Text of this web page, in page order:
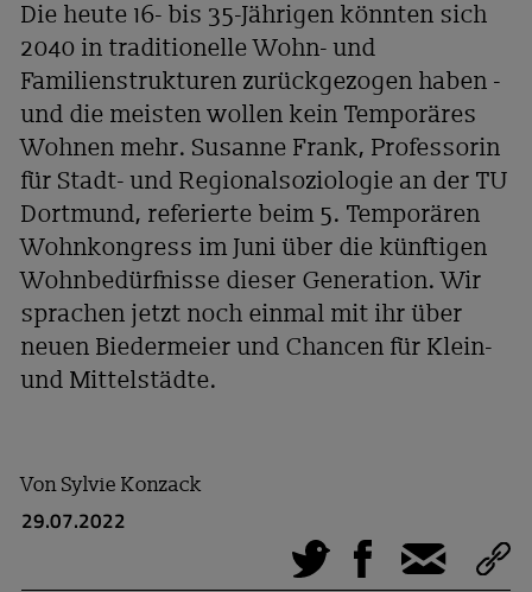
Die heute 16- bis 35-Jährigen könnten sich
2040 in traditionelle Wohn- und
Familienstrukturen zurückgezogen haben -
und die meisten wollen kein Temporäres
Wohnen mehr. Susanne Frank, Professorin
für Stadt- und Regionalsoziologie an der TU
Dortmund, referierte beim 5. Temporären
Wohnkongress im Juni über die künftigen
Wohnbedürfnisse dieser Generation. Wir
sprachen jetzt noch einmal mit ihr über
neuen Biedermeier und Chancen für Klein-
und Mittelstädte.
VonSylvie Konzack
29.07.2022
Tweet Facebook
E-Mail